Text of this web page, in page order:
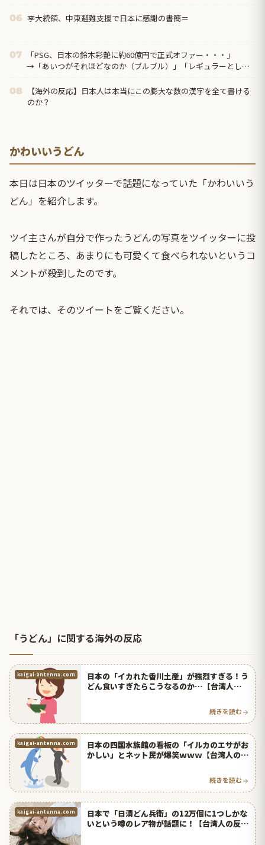
06 李大統領、中東避難支援で日本に感謝の書簡＝
07
「PSG、日本の鈴木彩艶に約60億円で正式オファー・・・」
→「あいつがそれほどなのか（ブルブル）」「レギュラーとして
08
【海外の反応】日本人は本当にこの膨大な数の漢字を全て書ける
のか？
かわいいうどん
本日は日本のツイッターで話題になっていた「かわいいう
どん」を紹介します。
ツイ主さんが自分で作ったうどんの写真をツイッターに投
稿したところ、あまりにも可愛くて食べられないというコ
メントが殺到したのです。
それでは、そのツイートをご覧ください。
「うどん」に関する海外の反応
kaigai-antenna.com
日本の「イカれた香川土産」が強烈すぎる！う
どん食いすぎたらこうなるのか…【台湾人の反
続きを読む
kaigai-antenna.com
日本の四国水族館の看板の「イルカのエサがお
かしい」とネット民が爆笑ｗｗｗ【台湾人の反
続きを読む
kaigai-antenna.com
日本で「日清どん兵衛」の12万個に1つしかな
いという噂のレア物が話題に！【台湾人の反